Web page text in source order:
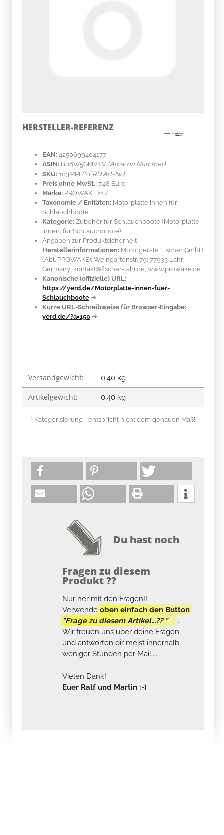
HERSTELLER-REFERENZ
EAN: 4250699404177
ASIN: B06W5GMVTV (Amazon Nummer)
SKU: 103MPI (YERD Art-Nr.)
Preis ohne MwSt.: 7.48 Euro
Marke: PROWAKE ® /
Taxonomie / Enitäten: Motorplatte innen für
Schlauchboote
Kategorie: Zubehör für Schlauchboote (Motorplatte
innen, für Schlauchboote)
Angaben zur Produktsicherheit
Herstellerinformationen: Motorgeräte Fischer GmbH
(Abt. PROWAKE); Weingartenstr. 79; 77933 Lahr;
Germany; kontakt@fischer-lahr.de; www.prowake.de
Kanonische (offizielle) URL:
https://yerd.de/Motorplatte-innen-fuer-
Schlauchboote ➔
Kurze URL-Schreibweise für Browser-Eingabe:
yerd.de/?a=150 ➔
Produkteigenschaft
Wert
Versandgewicht: 0,40 kg
Artikelgewicht: 0,40 kg
* Kategorisierung - entspricht nicht dem genauen Maß!
Du hast noch
Fragen zu diesem
Produkt ??
Nur her mit den Fragen!!
Verwendeoben einfach den Button
"Frage zu diesem Artikel...?? "
.
Wir freuen uns über deine Fragen
und antworten dir meist innerhalb
weniger Stunden per Mail....
Vielen Dank!
Euer Ralf und Martin :-)